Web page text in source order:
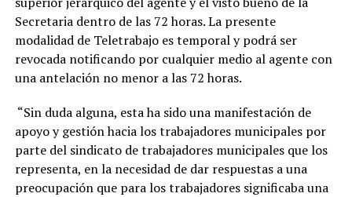
Secretaria dentro de las 72 horas. La presente
modalidad de Teletrabajo es temporal y podrá ser
revocada notificando por cualquier medio al agente con
una antelación no menor a las 72 horas.
“Sin duda alguna, esta ha sido una manifestación de
apoyo y gestión hacia los trabajadores municipales por
parte del sindicato de trabajadores municipales que los
representa, en la necesidad de dar respuestas a una
preocupación que para los trabajadores significaba una